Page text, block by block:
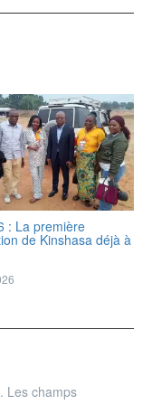
: ‎La première
de Kinshasa déjà à
Les champs